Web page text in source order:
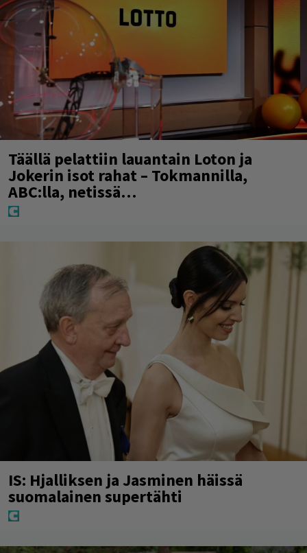
Täällä pelattiin lauantain Loton ja
Jokerin isot rahat – Tokmannilla,
ABC:lla, netissä…
IS: Hjalliksen ja Jasminen häissä
suomalainen supertähti